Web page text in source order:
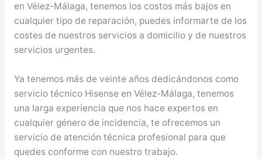
en Vélez-Málaga, tenemos los costos más bajos en
cualquier tipo de reparación, puedes informarte de los
costes de nuestros servicios a domicilio y de nuestros
servicios urgentes.
Ya tenemos más de veinte años dedicándonos como
servicio técnico Hisense en Vélez-Málaga, tenemos
una larga experiencia que nos hace expertos en
cualquier género de incidencia, te ofrecemos un
servicio de atención técnica profesional para que
quedes conforme con nuestro trabajo.